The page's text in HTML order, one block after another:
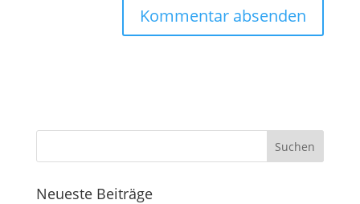
Neueste Beiträge